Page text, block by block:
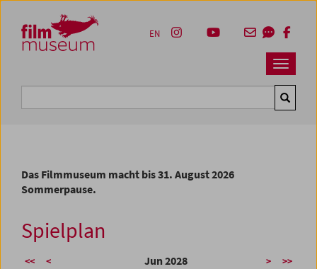
Zum Inhalt
Zum Hauptmenü
Zur Servicenavigation
Zum Suche
Navbar
EN
Das Filmmuseum macht bis 31. August 2026
Sommerpause.
Spielplan
<< < Jun 2028 > >>